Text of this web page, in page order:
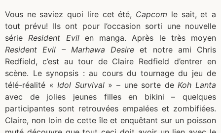
Vous ne saviez quoi lire cet été, Capcom le sait, et a
tout prévu! Ils ont pour l’occasion sorti une nouvelle
sérieResident Evilen manga. Après le très moyen
Resident Evil – Marhawa Desire et notre ami Chris
Redfield, c’est au tour de Claire Redfield d’entrer en
scène. Le synopsis : au cours du tournage du jeu de
télé-réalité «Idol Survival» – une sorte deKoh Lanta
avec de jolies jeunes filles en bikini – quelques
participantes sont retrouvées empalées et zombifiées.
Claire, non loin de cette île et enquêtant sur un poisson